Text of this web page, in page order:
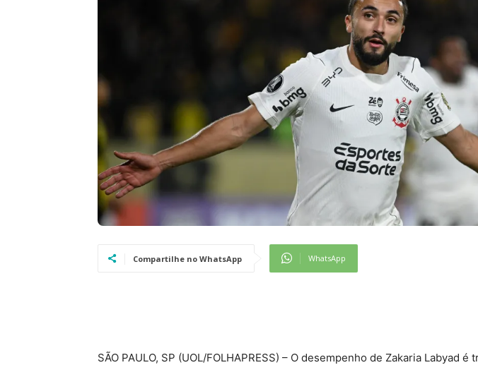
Compartilhe no WhatsApp WhatsApp
SÃO PAULO, SP (UOL/FOLHAPRESS) – O desempenho de Zakaria Labyad